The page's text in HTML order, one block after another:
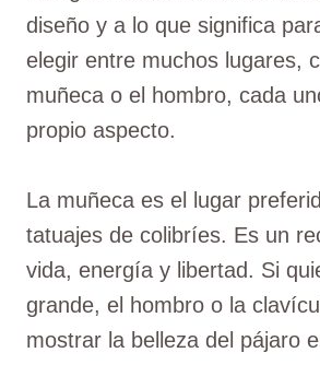
diseño y a lo que significa
elegir entre muchos lugares,
muñeca o el hombro, cada
propio aspecto.
La muñeca es el lugar
tatuajes de colibríes. Es un
vida, energía y libertad. Si
grande, el hombro o la
mostrar la belleza del pájaro